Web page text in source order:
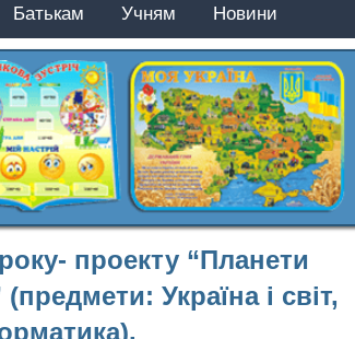
Батькам Учням Новини
проекту “Планети
Україна і світ,